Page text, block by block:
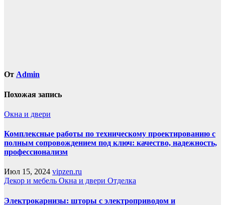
От Admin
Похожая запись
Окна и двери
Комплексные работы по техническому проектированию с
полным сопровождением под ключ: качество, надежность,
профессионализм
Июл 15, 2024 vipzen.ru
Декор и мебель Окна и двери Отделка
Электрокарнизы: шторы с электроприводом и